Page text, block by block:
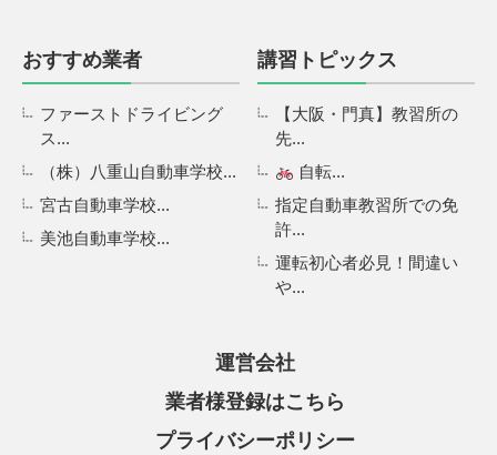
おすすめ業者
ファーストドライビング
ス...
（株）八重山自動車学校...
宮古自動車学校...
美池自動車学校...
講習トピックス
【大阪・門真】教習所の
先...
自転...
指定自動車教習所での免
許...
運転初心者必見！間違い
や...
運営会社
業者様登録はこちら
プライバシーポリシー